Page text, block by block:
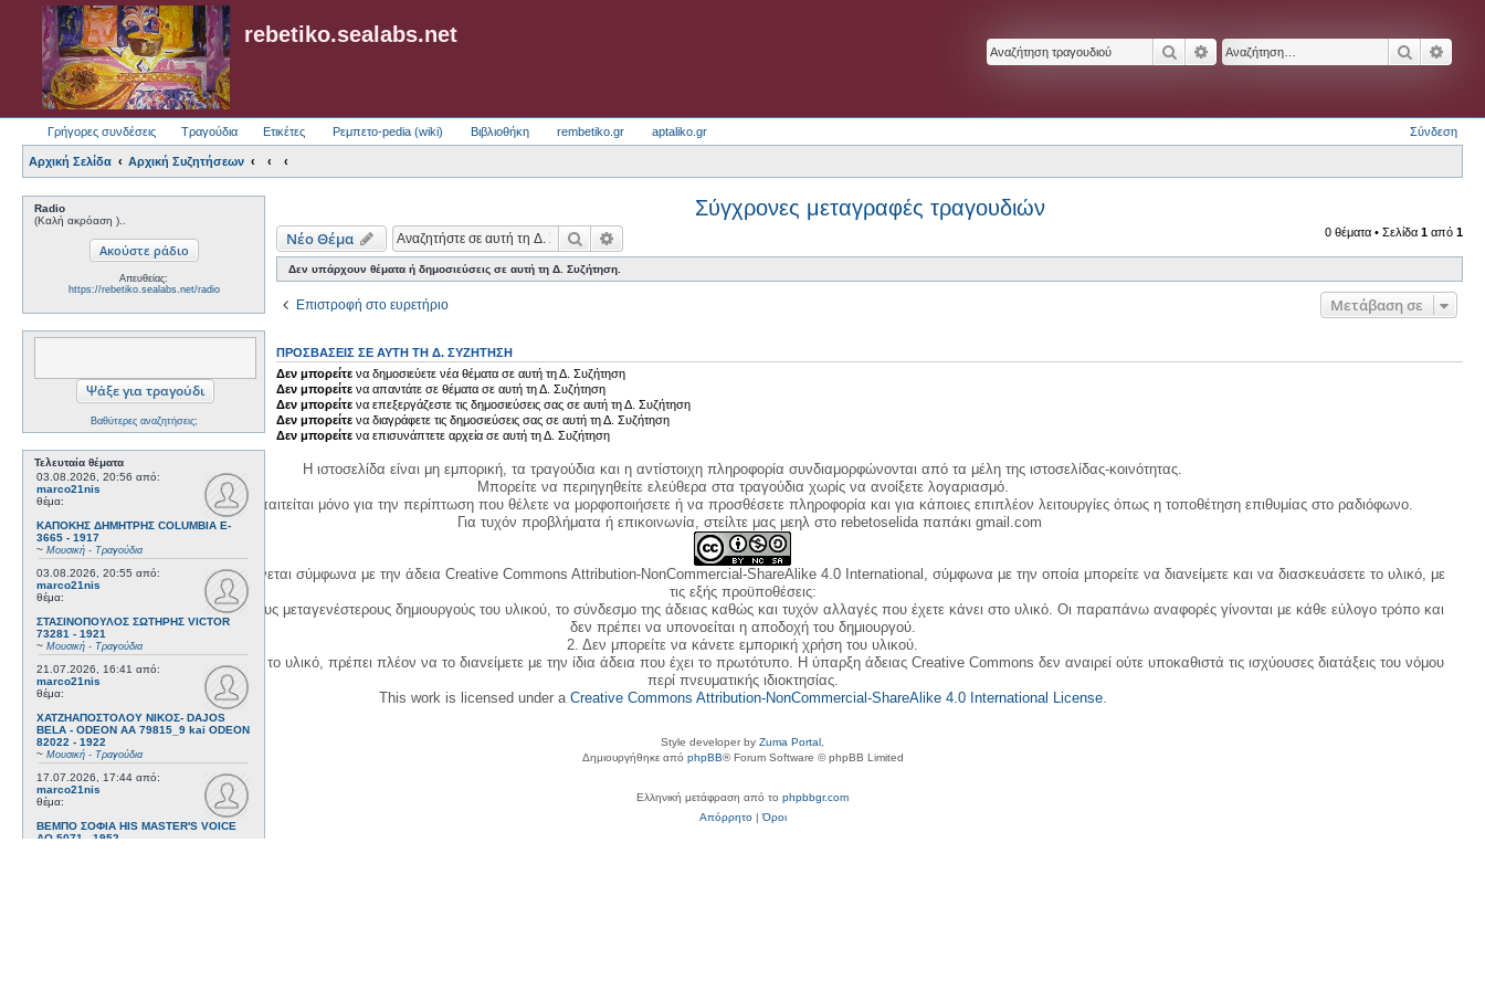
rebetiko.sealabs.net
ΑναζήτησηΕιδική αναζήτηση
Γρήγορες συνδέσεις Τραγούδια Ετικέτες Ρεμπετο-pedia (wiki) Βιβλιοθήκη rembetiko.gr aptaliko.gr Σύνδεση
Αρχική Σελίδα Αρχική Συζητήσεων
Radio
(Καλή ακρόαση )..
Απευθείας:
https://rebetiko.sealabs.net/radio
Βαθύτερες αναζητήσεις;
Τελευταία θέματα
03.08.2026, 20:56 από:
marco21nis
θέμα:
ΚΑΠΟΚΗΣ ΔΗΜΗΤΡΗΣ COLUMBIA E-
3665 - 1917
~ Μουσική - Τραγούδια
03.08.2026, 20:55 από:
marco21nis
θέμα:
ΣΤΑΣΙΝΟΠΟΥΛΟΣ ΣΩΤΗΡΗΣ VICTOR
73281 - 1921
~ Μουσική - Τραγούδια
21.07.2026, 16:41 από:
marco21nis
θέμα:
ΧΑΤΖΗΑΠΟΣΤΟΛΟΥ ΝΙΚΟΣ- DAJOS
BELA - ODEON AA 79815_9 kai ODEON
82022 - 1922
~ Μουσική - Τραγούδια
17.07.2026, 17:44 από:
marco21nis
θέμα:
ΒΕΜΠΟ ΣΟΦΙΑ HIS MASTER'S VOICE
AO 5071 - 1952
Σύγχρονες μεταγραφές τραγουδιών
Νέο Θέμα Αναζήτηση 0 θέματα • Σελίδα 1 από 1
Δεν υπάρχουν θέματα ή δημοσιεύσεις σε αυτή τη Δ. Συζήτηση.
Επιστροφή στο ευρετήριο Μετάβαση σε
ΠΡΟΣΒΆΣΕΙΣ ΣΕ ΑΥΤΉ ΤΗ Δ. ΣΥΖΉΤΗΣΗ
Δεν μπορείτε να δημοσιεύετε νέα θέματα σε αυτή τη Δ. Συζήτηση
Δεν μπορείτε να απαντάτε σε θέματα σε αυτή τη Δ. Συζήτηση
Δεν μπορείτε να επεξεργάζεστε τις δημοσιεύσεις σας σε αυτή τη Δ. Συζήτηση
Δεν μπορείτε να διαγράφετε τις δημοσιεύσεις σας σε αυτή τη Δ. Συζήτηση
Δεν μπορείτε να επισυνάπτετε αρχεία σε αυτή τη Δ. Συζήτηση
Η ιστοσελίδα είναι μη εμπορική, τα τραγούδια και η αντίστοιχη πληροφορία συνδιαμορφώνονται από τα μέλη της ιστοσελίδας-κοινότητας.
Μπορείτε να περιηγηθείτε ελεύθερα στα τραγούδια χωρίς να ανοίξετε λογαριασμό.
Η δημιουργία λογαριασμού απαιτείται μόνο για την περίπτωση που θέλετε να μορφοποιήσετε ή να προσθέσετε πληροφορία και για κάποιες επιπλέον λειτουργίες όπως η τοποθέτηση επιθυμίας στο ραδιόφωνο.
Για τυχόν προβλήματα ή επικοινωνία, στείλτε μας μεηλ στο rebetoselida παπάκι gmail.com
Η χρήση του υλικού της σελίδας γίνεται σύμφωνα με την άδεια Creative Commons Attribution-NonCommercial-ShareAlike 4.0 International, σύμφωνα με την οποία μπορείτε να διανείμετε και να διασκευάσετε το υλικό, με
τις εξής προϋποθέσεις:
1. Να αναφέρετε τον αρχικό και τους μεταγενέστερους δημιουργούς του υλικού, το σύνδεσμο της άδειας καθώς και τυχόν αλλαγές που έχετε κάνει στο υλικό. Οι παραπάνω αναφορές γίνονται με κάθε εύλογο τρόπο και
δεν πρέπει να υπονοείται η αποδοχή του δημιουργού.
2. Δεν μπορείτε να κάνετε εμπορική χρήση του υλικού.
3. Αν διασκευάσετε με κάθε τρόπο το υλικό, πρέπει πλέον να το διανείμετε με την ίδια άδεια που έχει το πρωτότυπο. Η ύπαρξη άδειας Creative Commons δεν αναιρεί ούτε υποκαθιστά τις ισχύουσες διατάξεις του νόμου
περί πνευματικής ιδιοκτησίας.
This work is licensed under a Creative Commons Attribution-NonCommercial-ShareAlike 4.0 International License.
Style developer by Zuma Portal
Δημιουργήθηκε από phpBB® Forum Software © phpBB Limited
Ελληνική μετάφραση από το phpbbgr.com
Απόρρητο|Όροι